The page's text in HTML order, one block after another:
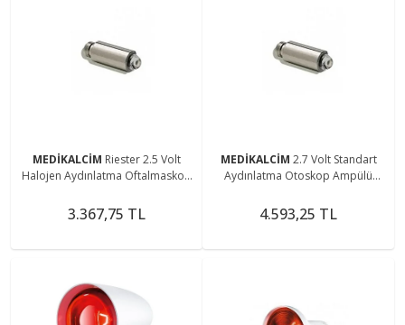
MEDİKALCİM Riester 2.5 Volt
Halojen Aydınlatma Oftalmaskop
3.367,75 TL
MEDİKALCİM 2.7 Volt Standart
Aydınlatma Otoskop Ampülü
4.593,25 TL